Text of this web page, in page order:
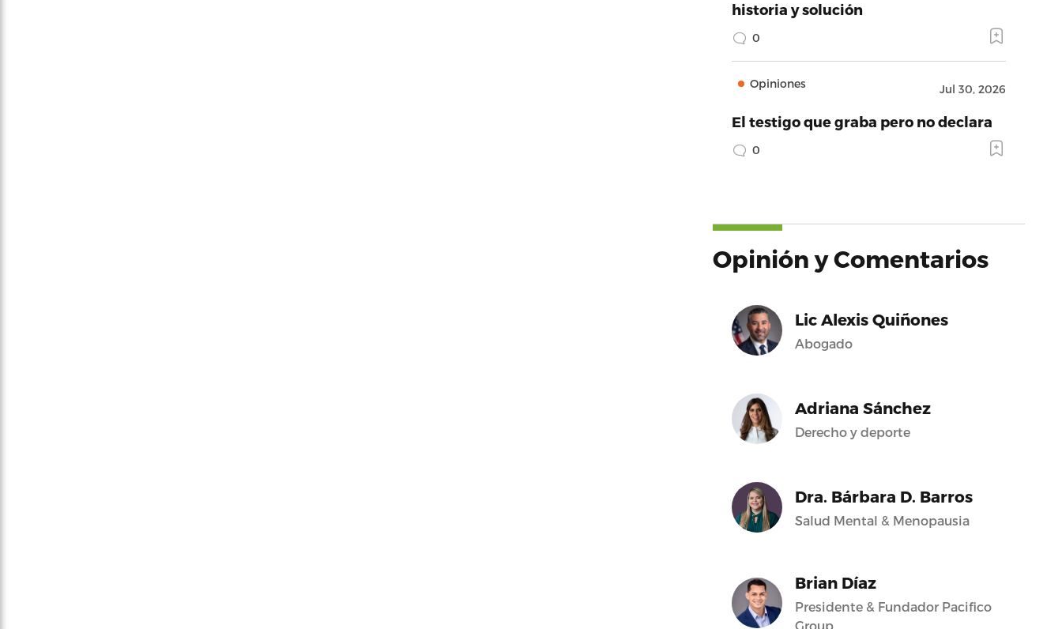
historia y solución
0
Opiniones Jul 30, 2026
El testigo que graba pero no declara
0
Opinión y Comentarios
Lic Alexis Quiñones
Abogado
Adriana Sánchez
Derecho y deporte
Dra. Bárbara D. Barros
Salud Mental & Menopausia
Brian Díaz
Presidente & Fundador Pacifico
Group